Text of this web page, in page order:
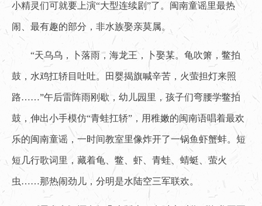
小精灵们可就要上演“大型连续剧”了。闽南童谣里最热
闹、最有趣的部分，非水族娶亲莫属。
“天乌乌，卜落雨，海龙王，卜娶某。龟吹箫，鳖拍
鼓，水鸡扛轿目吐吐。田婴揭旗喊辛苦，火萤担灯来照
路……”午后雷阵雨刚歇，幼儿园里，孩子们弯腰学鳖拍
鼓，伸出小手模仿“青蛙扛轿”，用稚嫩的闽南语唱着最欢
乐的闽南童谣，一时间教室里像炸开了一锅鱼虾蟹蚌。短
短几行歌词里，藏着龟、鳖、虾、青蛙、蜻蜓、萤火
虫……那热闹劲儿，分明是水陆空三军联欢。